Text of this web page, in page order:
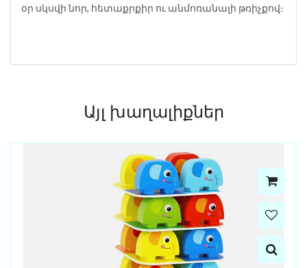
օր սկսվի նոր, հետաքրքիր ու անմոռանալի թռիչքով։ ️️
Այլ խաղալիքներ